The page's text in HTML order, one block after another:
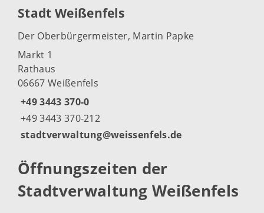
Stadt Weißenfels
Der Oberbürgermeister, Martin Papke
Markt 1
Rathaus
06667 Weißenfels
+49 3443 370-0
+49 3443 370-212
stadtverwaltung@weissenfels.de
Öffnungszeiten der
Stadtverwaltung Weißenfels